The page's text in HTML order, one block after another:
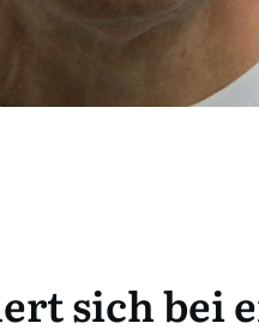
sich bei